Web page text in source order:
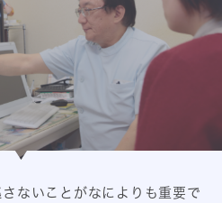
ないことがなによりも重要で